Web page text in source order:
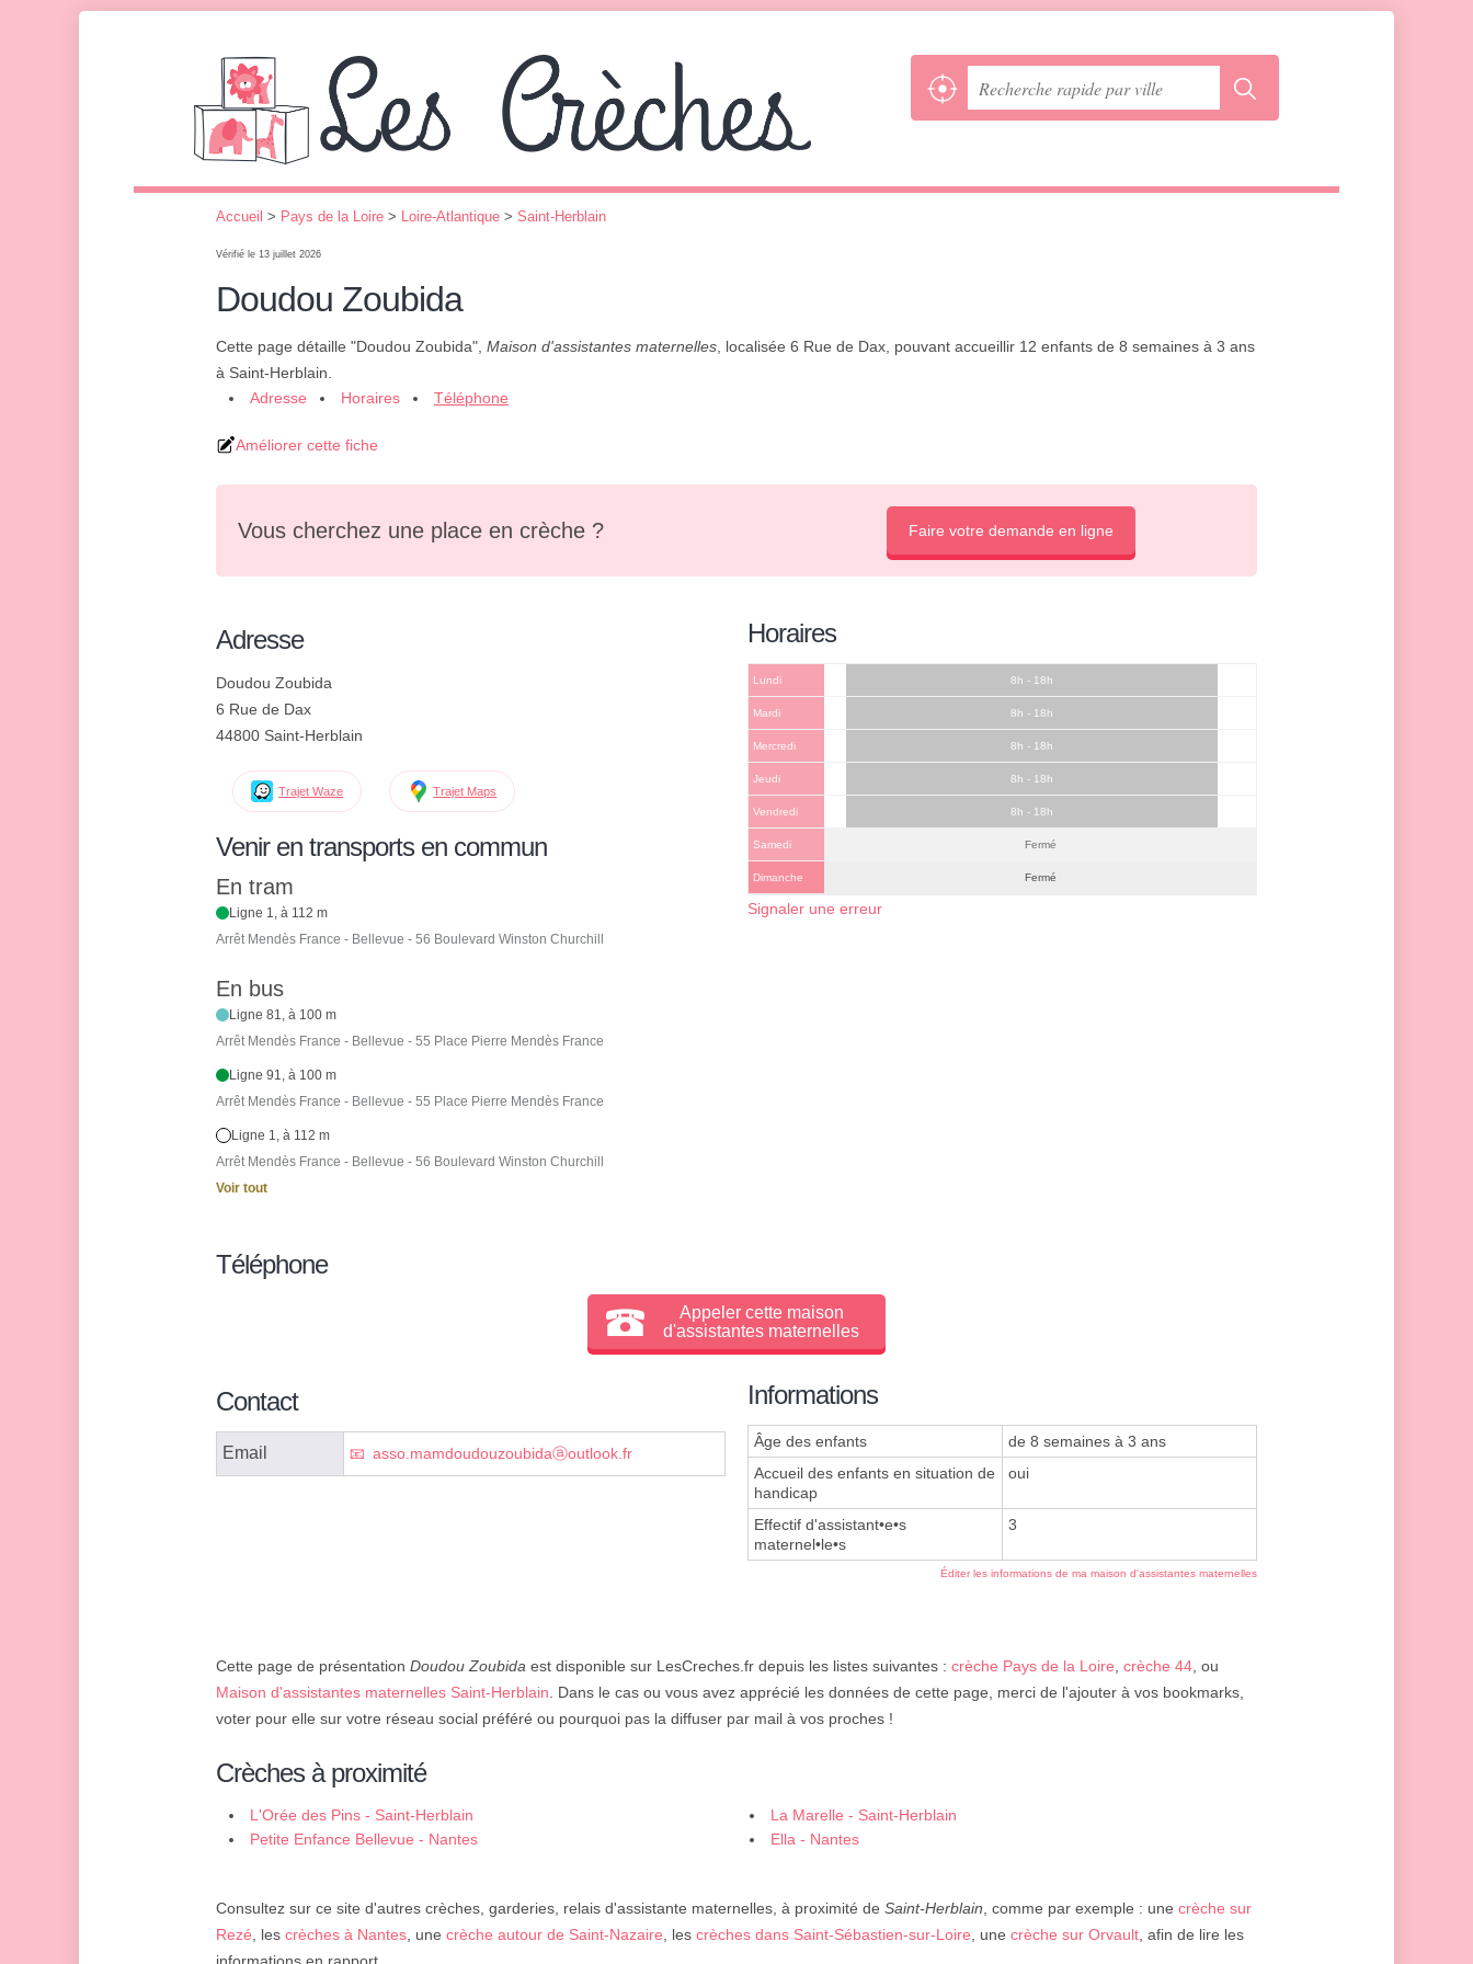
Accueil > Pays de la Loire > Loire-Atlantique > Saint-Herblain
Vérifié le 13 juillet 2026
Doudou Zoubida
Cette page détaille "Doudou Zoubida", Maison d'assistantes maternelles , localisée 6 Rue de Dax, pouvant accueillir 12 enfants de 8 semaines à 3 ans
à Saint-Herblain.
Adresse
Horaires Téléphone
Améliorer cette fiche
Vous cherchez une place en crèche ? Faire votre demande en ligne
Adresse
Doudou Zoubida
6 Rue de Dax
44800 Saint-Herblain
Trajet Waze Trajet Maps
Venir en transports en commun
En tram
Ligne 1, à 112 m
Arrêt Mendès France - Bellevue - 56 Boulevard Winston Churchill
En bus
Ligne 81, à 100 m
Arrêt Mendès France - Bellevue - 55 Place Pierre Mendès France
Ligne 91, à 100 m
Arrêt Mendès France - Bellevue - 55 Place Pierre Mendès France
Ligne 1, à 112 m
Arrêt Mendès France - Bellevue - 56 Boulevard Winston Churchill
Voir tout
Horaires
Lundi 8h - 18h
Mardi 8h - 18h
Mercredi 8h - 18h
Jeudi 8h - 18h
Vendredi 8h - 18h
Samedi Fermé
Dimanche Fermé
Signaler une erreur
Téléphone
Appeler cette maison
d'assistantes maternelles
Contact
Email asso.mamdoudouzoubidaⓐoutlook.fr
Informations
Âge des enfants
de 8 semaines à 3 ans
Accueil des enfants en situation de
handicap
oui
Effectif d'assistant•e•s
maternel•le•s
3
Éditer les informations de ma maison d'assistantes maternelles
Cette page de présentation Doudou Zoubida est disponible sur LesCreches.fr depuis les listes suivantes : crèche Pays de la Loire, crèche 44, ou
Maison d'assistantes maternelles Saint-Herblain. Dans le cas ou vous avez apprécié les données de cette page, merci de l'ajouter à vos bookmarks,
voter pour elle sur votre réseau social préféré ou pourquoi pas la diffuser par mail à vos proches !
Crèches à proximité
L'Orée des Pins - Saint-Herblain
La Marelle - Saint-Herblain
Petite Enfance Bellevue - Nantes
Ella - Nantes
Consultez sur ce site d'autres crèches, garderies, relais d'assistante maternelles, à proximité de Saint-Herblain, comme par exemple : une crèche sur
Rezé, les crèches à Nantes, une crèche autour de Saint-Nazaire, les crèches dans Saint-Sébastien-sur-Loire, une crèche sur Orvault, afin de lire les